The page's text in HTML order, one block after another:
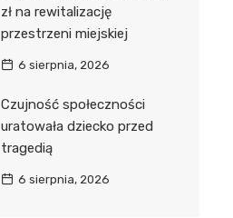
zł na rewitalizację
przestrzeni miejskiej
6 sierpnia, 2026
Czujność społeczności
uratowała dziecko przed
tragedią
6 sierpnia, 2026